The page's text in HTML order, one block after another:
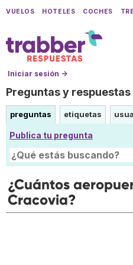
VUELOS HOTELES COCHES
Iniciar sesión →
Preguntas y
preguntas etiquetas
Publica tu pregunta
¿Cuántos
Cracovia?